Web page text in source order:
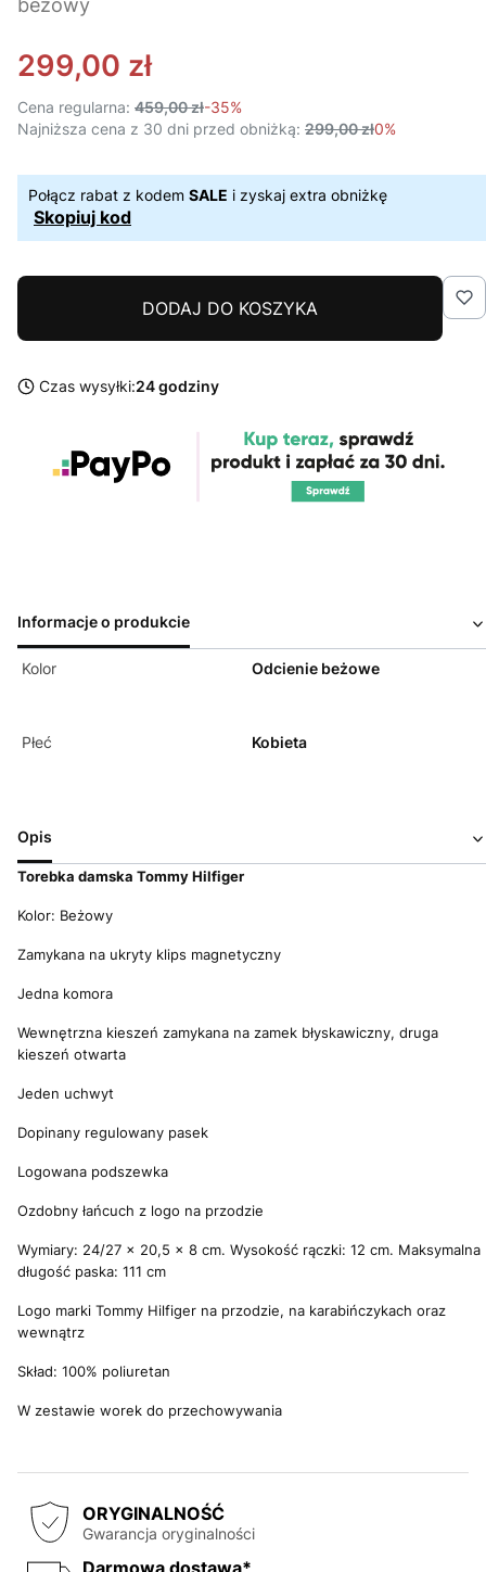
beżowy
299,00 zł
Cena regularna: 459,00 zł-35%
Najniższa cena z 30 dni przed obniżką: 299,00 zł0%
Połącz rabat z kodem SALE i zyskaj extra obniżkę
Skopiuj kod
DODAJ DO KOSZYKA
Czas wysyłki:24 godziny
Informacje o produkcie
Kolor Odcienie beżowe
Płeć Kobieta
Opis
Torebka damska Tommy Hilfiger
Kolor: Beżowy
Zamykana na ukryty klips magnetyczny
Jedna komora
Wewnętrzna kieszeń zamykana na zamek błyskawiczny, druga
kieszeń otwarta
Jeden uchwyt
Dopinany regulowany pasek
Logowana podszewka
Ozdobny łańcuch z logo na przodzie
Wymiary: 24/27 x 20,5 x 8 cm. Wysokość rączki: 12 cm. Maksymalna
długość paska: 111 cm
Logo marki Tommy Hilfiger na przodzie, na karabińczykach oraz
wewnątrz
Skład: 100% poliuretan
W zestawie worek do przechowywania
ORYGINALNOŚĆ
Gwarancja oryginalności
Darmowa dostawa*